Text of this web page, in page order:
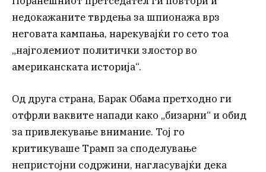
недокажаните тврдења за шпионажа врз
неговата кампања, нарекувајќи го сето тоа
„најголемиот политички злостор во
американската историја“.
Од друга страна, Барак Обама претходно ги
отфрли ваквите напади како „бизарни“ и обид
за привлекување внимание. Тој го
критикуваше Трамп за споделување
непристојни содржини, нагласувајќи дека